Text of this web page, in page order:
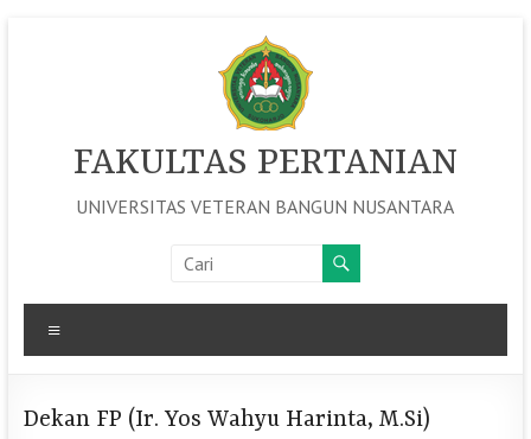
FAKULTAS PERTANIAN
UNIVERSITAS VETERAN BANGUN NUSANTARA
Dekan FP (Ir. Yos Wahyu Harinta, M.Si)